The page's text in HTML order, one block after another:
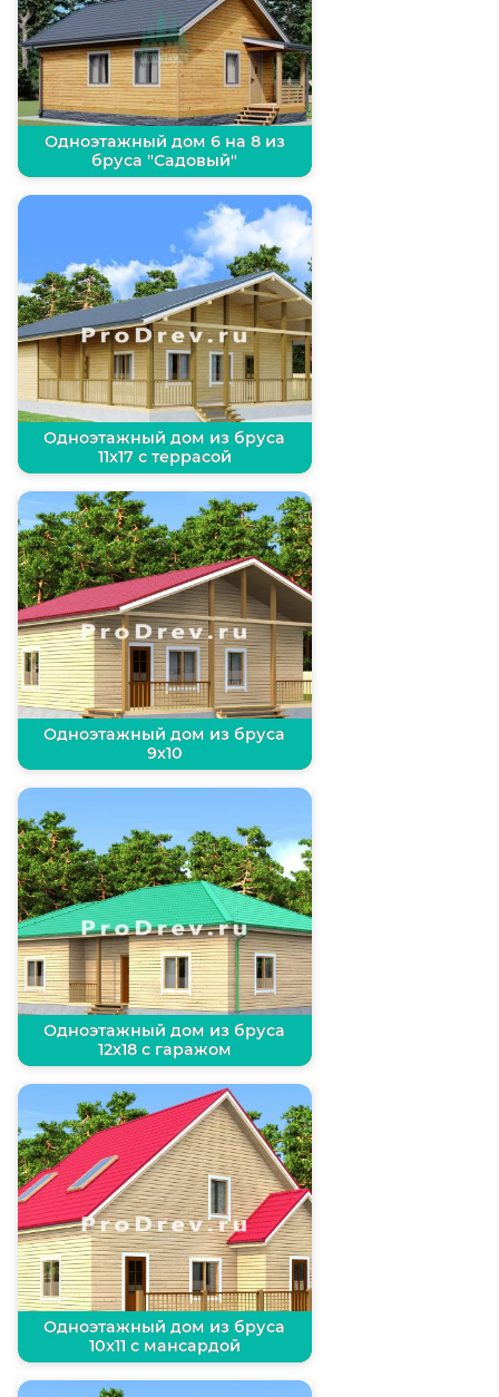
Одноэтажный дом 6 на 8 из
бруса "Садовый"
Одноэтажный дом из бруса
11х17 с террасой
Одноэтажный дом из бруса
9х10
Одноэтажный дом из бруса
12х18 с гаражом
Одноэтажный дом из бруса
10х11 с мансардой